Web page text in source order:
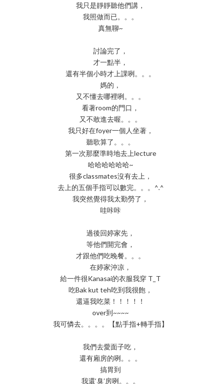
我只是靜靜聽他們講，
我照做而已。。。
真無聊~
討論完了，
才一點半，
還有半個小時才上課咧。。。
媽的，
又不懂去哪裡咧。。。
看著room的門口，
又不敢進去喔。。。
我只好在foyer一個人坐著，
聽歌算了。。。
第一次那麼準時地去上lecture
哈哈哈哈哈哈~
很多classmates沒有去上，
去上的五個手指可以數完。。。^.^
我突然覺得我太勤勞了，
哇咔咔
過後回婷家先，
等他們開完會，
才跟他們吃晚餐。。。
在婷家沖凉，
給一件很Kanasai的衣服我穿 T_T
吃Bak kut teh吃到我很飽，
還逼我吃菜！！！！！
over到~~~~
我可憐去。。。。【點手指+轉手指】
我們去愛面子吃，
還有廂房的咧。。。
搞胃到
我還‘臭’房咧。。。